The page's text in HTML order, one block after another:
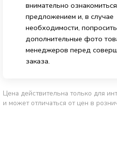
внимательно
предложением и, в случае
необходимости, попросить
дополнительные фото
менеджеров перед
заказа.
Цена действительна только для
и может отличаться от цен в